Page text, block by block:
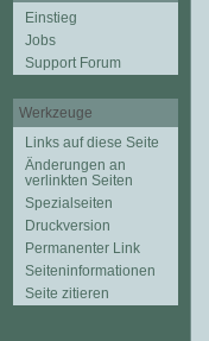
Einstieg
Jobs
Support Forum
Werkzeuge
Links auf diese Seite
Änderungen an
verlinkten Seiten
Spezialseiten
Druckversion
Permanenter Link
Seiten­informationen
Seite zitieren